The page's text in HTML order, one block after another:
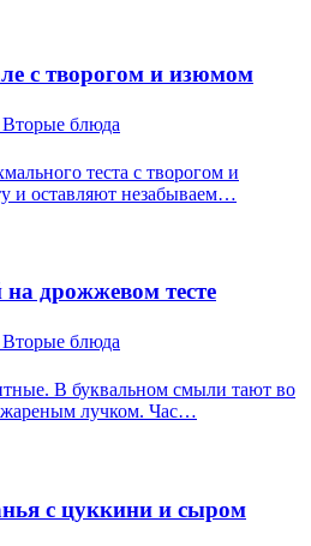
с творогом и изюмом
блюда
теста с творогом и
и оставляют незабываем…
дрожжевом тесте
блюда
В буквальном смыли тают во
лучком. Час…
с цуккини и сыром